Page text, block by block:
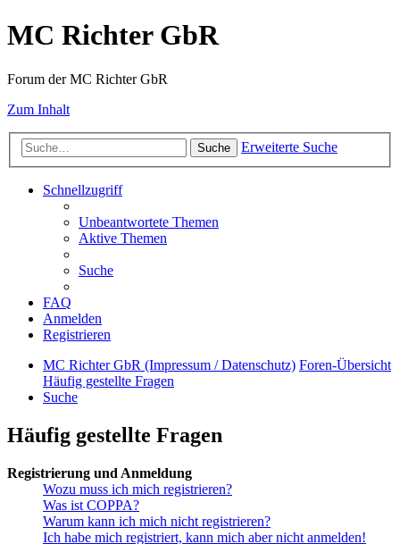
MC Richter GbR
Forum der MC Richter GbR
Zum Inhalt
Suche Erweiterte Suche
Schnellzugriff
Unbeantwortete Themen
Aktive Themen
Suche
FAQ
Anmelden
Registrieren
MC Richter GbR (Impressum / Datenschutz) Foren-Übersicht
Häufig gestellte Fragen
Suche
Häufig gestellte Fragen
Registrierung und Anmeldung
Wozu muss ich mich registrieren?
Was ist COPPA?
Warum kann ich mich nicht registrieren?
Ich habe mich registriert, kann mich aber nicht anmelden!